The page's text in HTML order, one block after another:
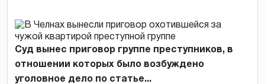
Суд вынес приговор группе преступников, в
отношении которых было возбуждено
уголовное дело по статье...